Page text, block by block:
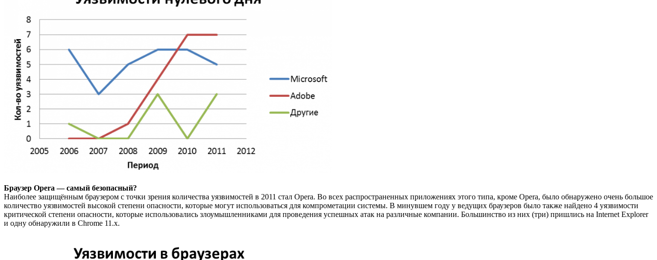
Браузер Opera — самый безопасный?
Наиболее защищённым браузером с точки зрения количества уязвимостей в 2011 стал Opera. Во всех распространенных приложениях этого типа, кроме Opera, было обнаружено очень большое
количество уязвимостей высокой степени опасности, которые могут использоваться для компрометации системы. В минувшем году у ведущих браузеров было также найдено 4 уязвимости
критической степени опасности, которые использовались злоумышленниками для проведения успешных атак на различные компании. Большинство из них (три) пришлись на Internet Explorer
и одну обнаружили в Chrome 11.x.